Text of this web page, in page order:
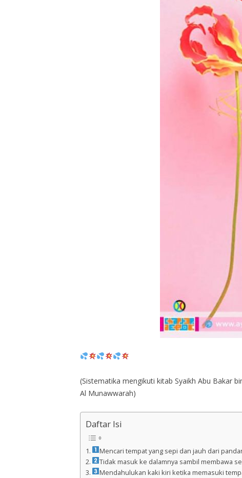
(Sistematika mengikuti kitab Syaikh Abu Bakar
Al Munawwarah)
Daftar Isi
Tidak masuk ke dalamnya sambil membawa
Mendahulukan kaki kiri ketika memasuki